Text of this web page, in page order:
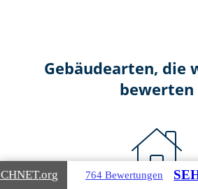
Gebäudearten, die
bewerten
.org 764 Bewertungen